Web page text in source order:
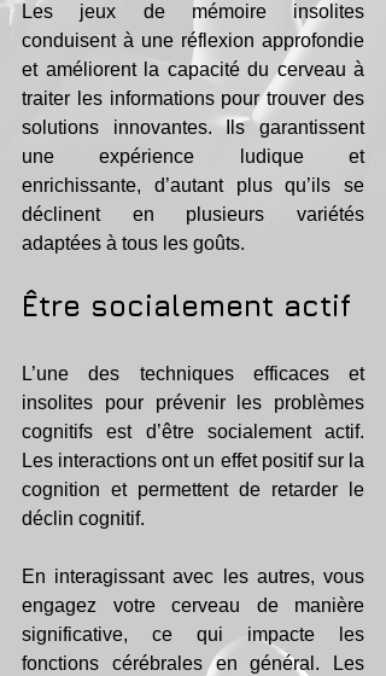
Les jeux de mémoire insolites
conduisent à une réflexion approfondie
et améliorent la capacité du cerveau à
traiter les informations pour trouver des
solutions innovantes. Ils garantissent
une expérience ludique et
enrichissante, d’autant plus qu’ils se
déclinent en plusieurs variétés
adaptées à tous les goûts.
Être socialement actif
L’une des techniques efficaces et
insolites pour prévenir les problèmes
cognitifs est d’être socialement actif.
Les interactions ont un effet positif sur la
cognition et permettent de retarder le
déclin cognitif.
En interagissant avec les autres, vous
engagez votre cerveau de manière
significative, ce qui impacte les
fonctions cérébrales en général. Les